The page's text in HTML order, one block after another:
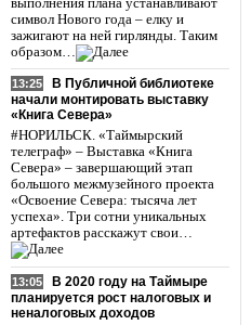
символ Нового года – елку и
зажигают на ней гирлянды. Таким
образом…
13:25
В Публичной библиотеке
начали монтировать выставку
«Книга Севера»
#НОРИЛЬСК. «Таймырский
телеграф» – Выставка «Книга
Севера» – завершающий этап
большого межмузейного проекта
«Освоение Севера: тысяча лет
успеха». Три сотни уникальных
артефактов расскажут свои…
13:05
В 2020 году на Таймыре
планируется рост налоговых и
неналоговых доходов